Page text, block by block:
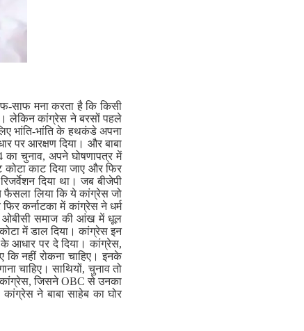
साफ मना करता है कि किसी
लेकिन कांग्रेस ने बरसों पहले
भांति-भांति के हथकंडे अपना
पर आरक्षण दिया। और बाबा
का चुनाव, अपने घोषणापत्र में
काट दिया जाए और फिर
दिया था। जब बीजेपी
फैसला लिया कि ये कांग्रेस जो
कर्नाटका में कांग्रेस ने धर्म
ओबीसी समाज की आंख में धूल
में डाल दिया। कांग्रेस इन
आधार पर दे दिया। कांग्रेस,
कि नहीं रोकना चाहिए। इनके
चाहिए। साथियों, चुनाव तो
जिसने OBC से उनका
ने बाबा साहेब का घोर